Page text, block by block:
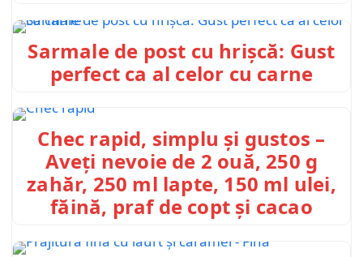
Sarmale de post cu hrișcă: Gust
perfect ca al celor cu carne
Chec rapid, simplu și gustos –
Aveți nevoie de 2 ouă, 250 g
zahăr, 250 ml lapte, 150 ml ulei,
făină, praf de copt și cacao